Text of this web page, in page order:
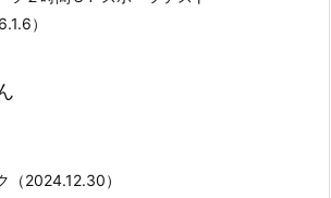
）
（2024.12.30）